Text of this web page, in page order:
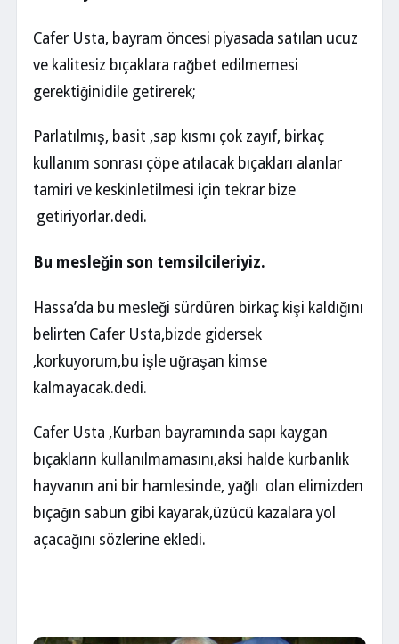
Cafer Usta, bayram öncesi piyasada satılan ucuz
ve kalitesiz bıçaklara rağbet edilmemesi
gerektiğinidile getirerek;
Parlatılmış, basit ,sap kısmı çok zayıf, birkaç
kullanım sonrası çöpe atılacak bıçakları alanlar
tamiri ve keskinletilmesi için tekrar bize
getiriyorlar.dedi.
Bu mesleğin son temsilcileriyiz.
Hassa’da bu mesleği sürdüren birkaç kişi kaldığını
belirten Cafer Usta,bizde gidersek
,korkuyorum,bu işle uğraşan kimse
kalmayacak.dedi.
Cafer Usta ,Kurban bayramında sapı kaygan
bıçakların kullanılmamasını,aksi halde kurbanlık
hayvanın ani bir hamlesinde, yağlı olan elimizden
bıçağın sabun gibi kayarak,üzücü kazalara yol
açacağını sözlerine ekledi.